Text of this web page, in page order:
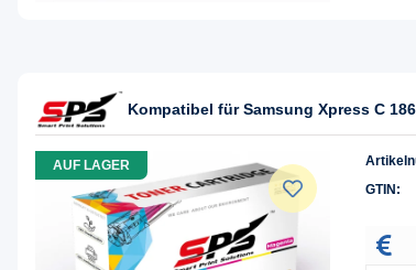
Kompatibel für Samsung Xpress C
AUF LAGER
GTIN: